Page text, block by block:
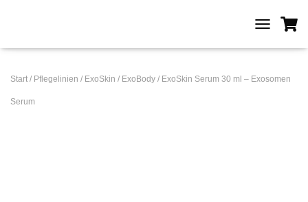
O
Start / Pflegelinien / ExoSkin / ExoBody / ExoSkin Serum 30 ml – Exosomen
Serum